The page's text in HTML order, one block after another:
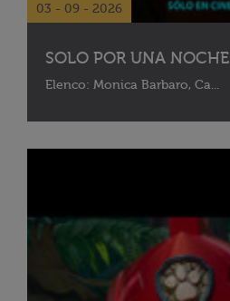
03 - 09 - 2026
SOLO POR UNA NOCHE
Elenco: Monica Barbaro, Ca...